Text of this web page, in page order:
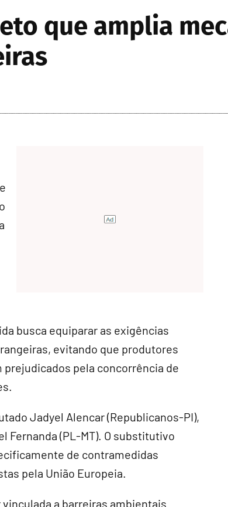
que amplia
busca equiparar as exigências
evitando que produtores
pela concorrência de
Jadyel Alencar (Republicanos-PI),
Fernanda (PL-MT). O substitutivo
de contramedidas
pela União Europeia.
a barreiras ambientais